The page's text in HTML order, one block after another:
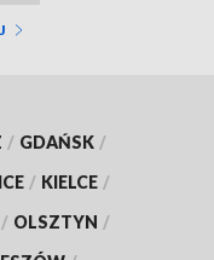
/ GDAŃSK /
/ KIELCE /
/ OLSZTYN /